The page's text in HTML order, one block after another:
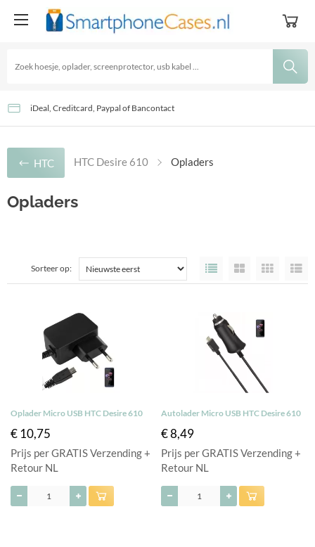
GRATIS Verzending - Levertijd: 2-3 Werkdagen
Goedkoopste accessoires sinds 2016!
iDeal, Creditcard, Paypal of Bancontact
HTC HTC Desire 610 Opladers
Opladers
Sorteer op:
Oplader Micro USB HTC Desire 610
€ 10,75
Prijs per GRATIS Verzending +
Retour NL
Autolader Micro USB HTC Desire 610
€ 8,49
Prijs per GRATIS Verzending +
Retour NL